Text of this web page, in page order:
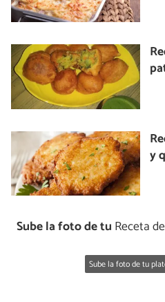
y
Sube la foto de tu Receta
Sube la foto de tu